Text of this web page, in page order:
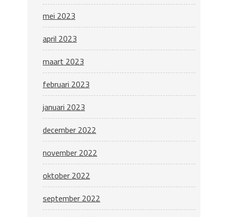
mei 2023
april 2023
maart 2023
februari 2023
januari 2023
december 2022
november 2022
oktober 2022
september 2022